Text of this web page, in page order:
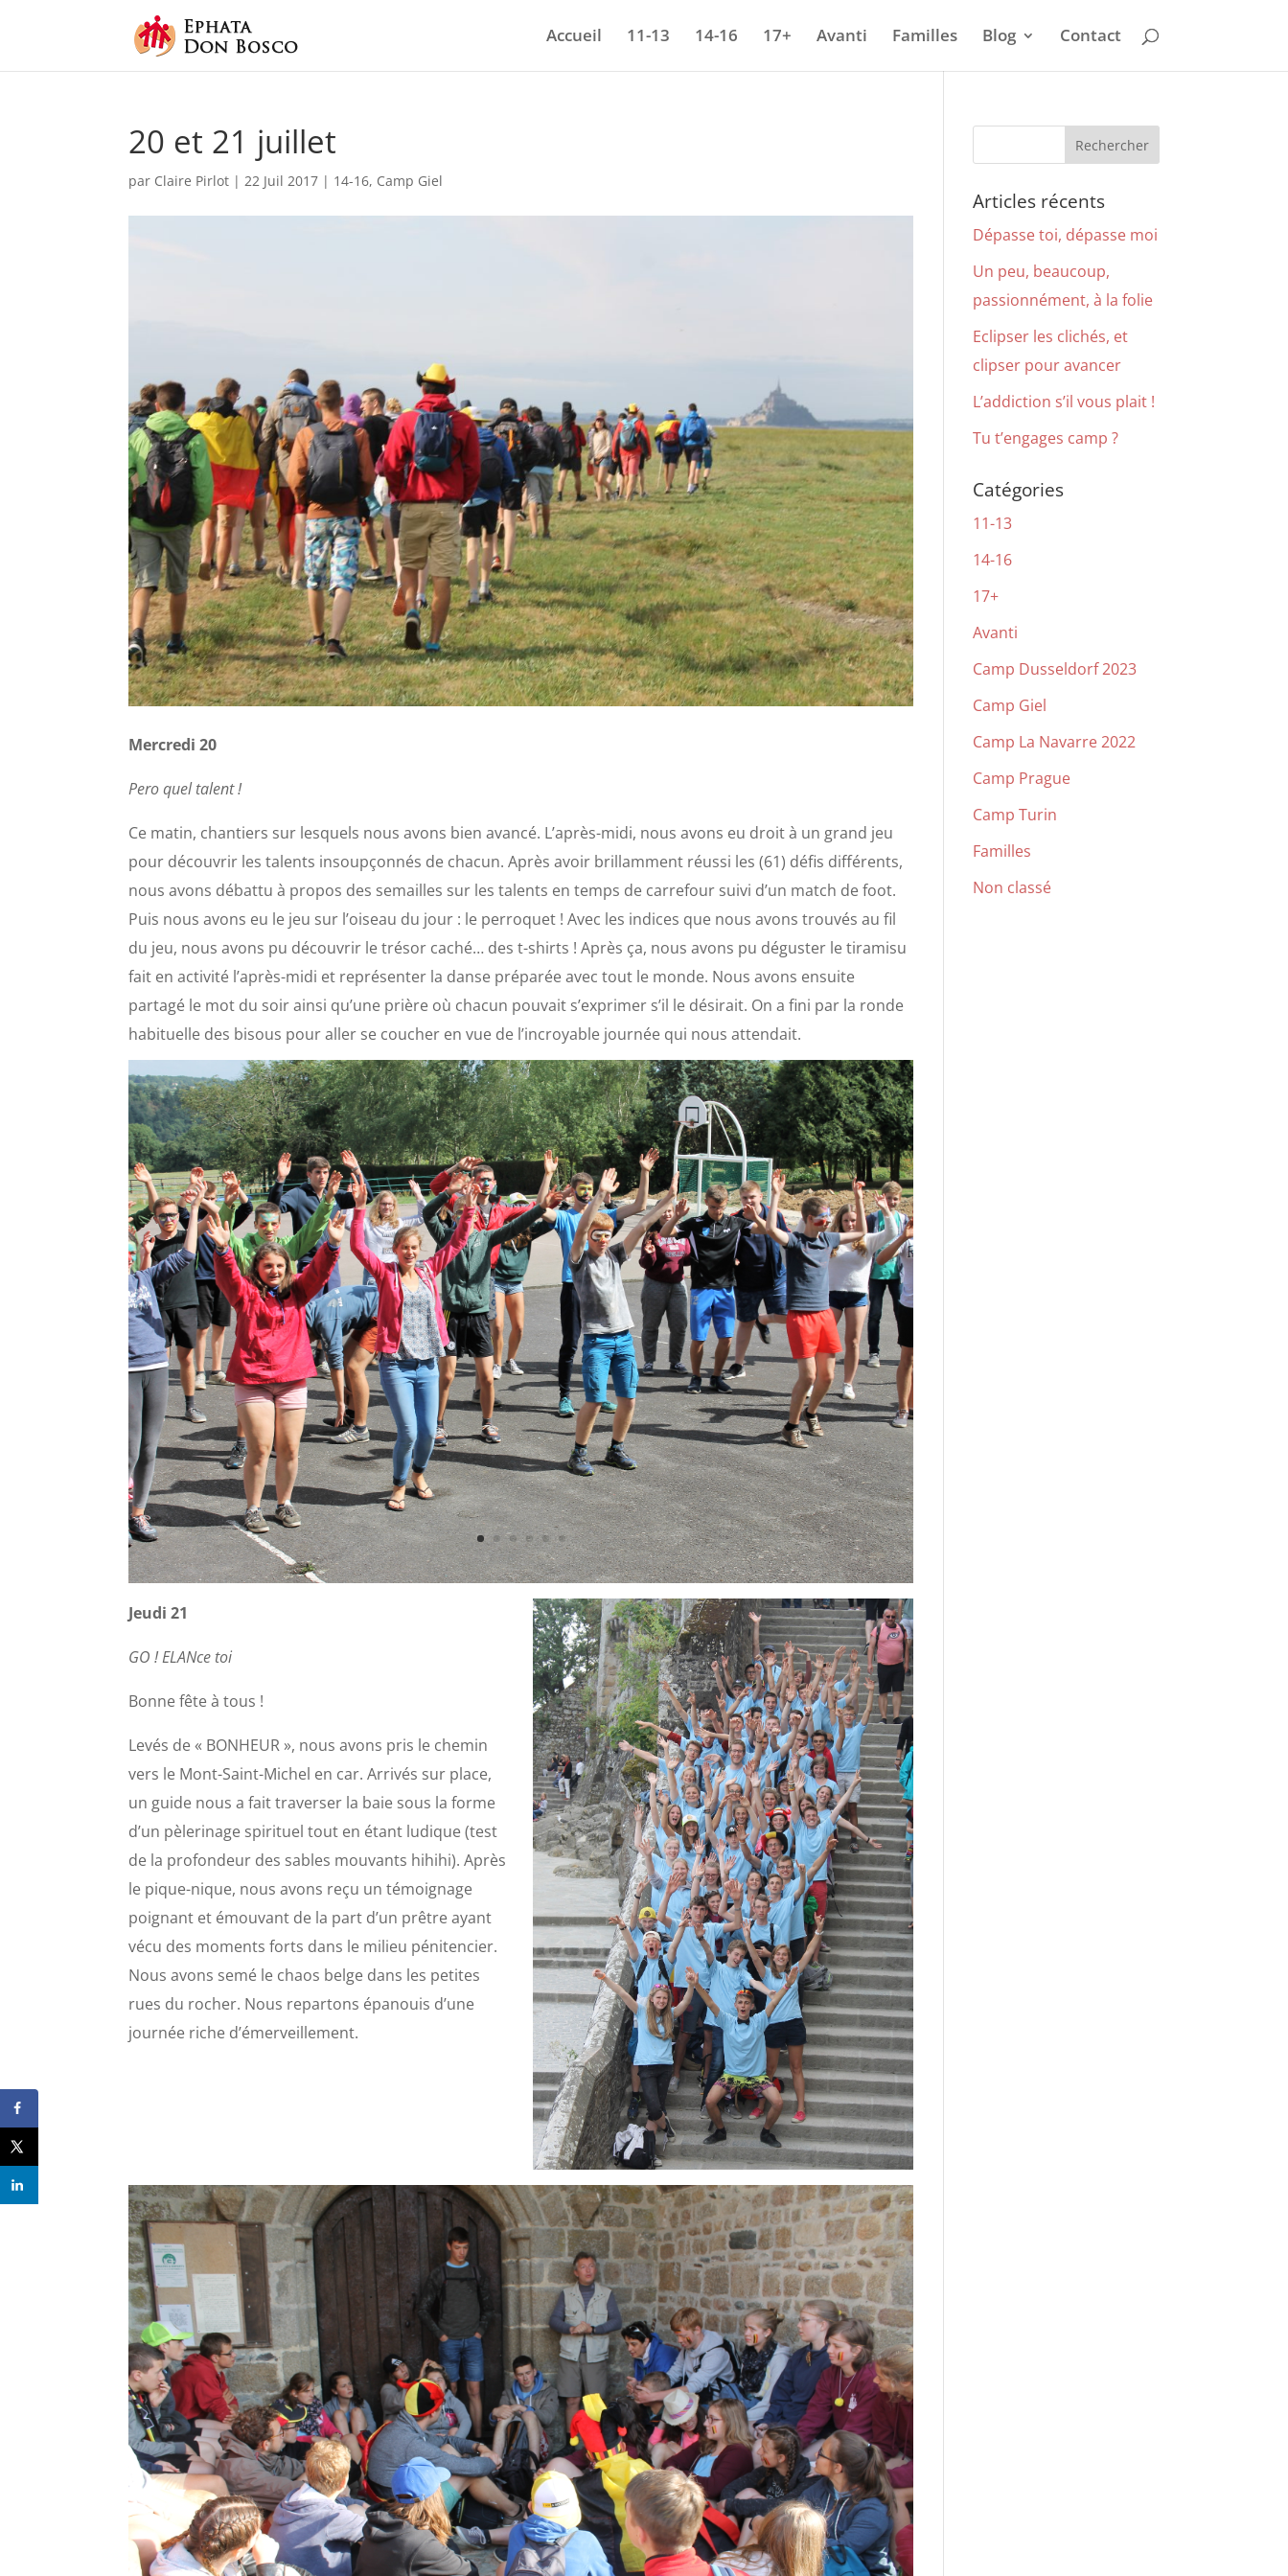
Accueil 11-13 14-16 17+ Avanti Familles Blog Contact
20 et 21 juillet
par Claire Pirlot |22 Juil 2017 | 14-16, Camp Giel
Mercredi 20
Pero quel talent !
Ce matin, chantiers sur lesquels nous avons bien avancé. L’après-midi, nous avons eu droit à un grand jeu
pour découvrir les talents insoupçonnés de chacun. Après avoir brillamment réussi les (61) défis différents,
nous avons débattu à propos des semailles sur les talents en temps de carrefour suivi d’un match de foot.
Puis nous avons eu le jeu sur l’oiseau du jour : le perroquet ! Avec les indices que nous avons trouvés au fil
du jeu, nous avons pu découvrir le trésor caché… des t-shirts ! Après ça, nous avons pu déguster le tiramisu
fait en activité l’après-midi et représenter la danse préparée avec tout le monde. Nous avons ensuite
partagé le mot du soir ainsi qu’une prière où chacun pouvait s’exprimer s’il le désirait. On a fini par la ronde
habituelle des bisous pour aller se coucher en vue de l’incroyable journée qui nous attendait.
Jeudi 21
GO ! ELANce toi
Bonne fête à tous !
Levés de « BONHEUR », nous avons pris le chemin
vers le Mont-Saint-Michel en car. Arrivés sur place,
un guide nous a fait traverser la baie sous la forme
d’un pèlerinage spirituel tout en étant ludique (test
de la profondeur des sables mouvants hihihi). Après
le pique-nique, nous avons reçu un témoignage
poignant et émouvant de la part d’un prêtre ayant
vécu des moments forts dans le milieu pénitencier.
Nous avons semé le chaos belge dans les petites
rues du rocher. Nous repartons épanouis d’une
journée riche d’émerveillement.
Articles récents
Dépasse toi, dépasse moi
Un peu, beaucoup,
passionnément, à la folie
Eclipser les clichés, et
clipser pour avancer
L’addiction s’il vous plait !
Tu t’engages camp ?
Catégories
11-13
14-16
17+
Avanti
Camp Dusseldorf 2023
Camp Giel
Camp La Navarre 2022
Camp Prague
Camp Turin
Familles
Non classé